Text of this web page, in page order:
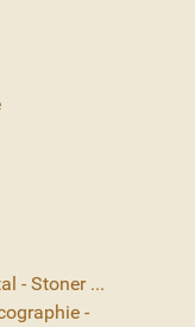
- Stoner ...
-